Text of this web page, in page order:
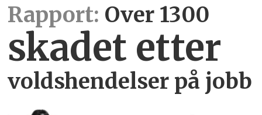
Rapport: Over 1300
skadet etter
voldshendelser på jobb